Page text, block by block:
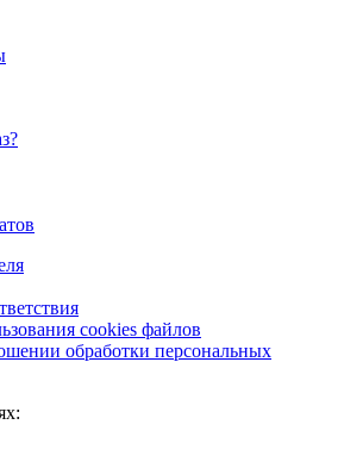
cookies файлов
обработки персональных